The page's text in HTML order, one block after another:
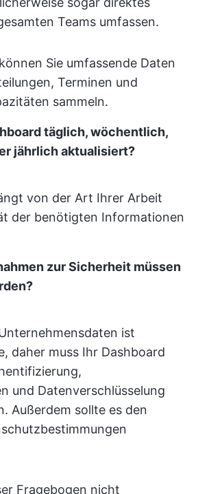
Teams umfassen.
Sie umfassende Daten
Terminen und
sammeln.
täglich, wöchentlich,
jährlich aktualisiert?
von der Art Ihrer Arbeit
der benötigten Informationen
zur Sicherheit müssen
ist
daher muss Ihr Dashboard
und Datenverschlüsselung
Außerdem sollte es den
Fragebogen nicht